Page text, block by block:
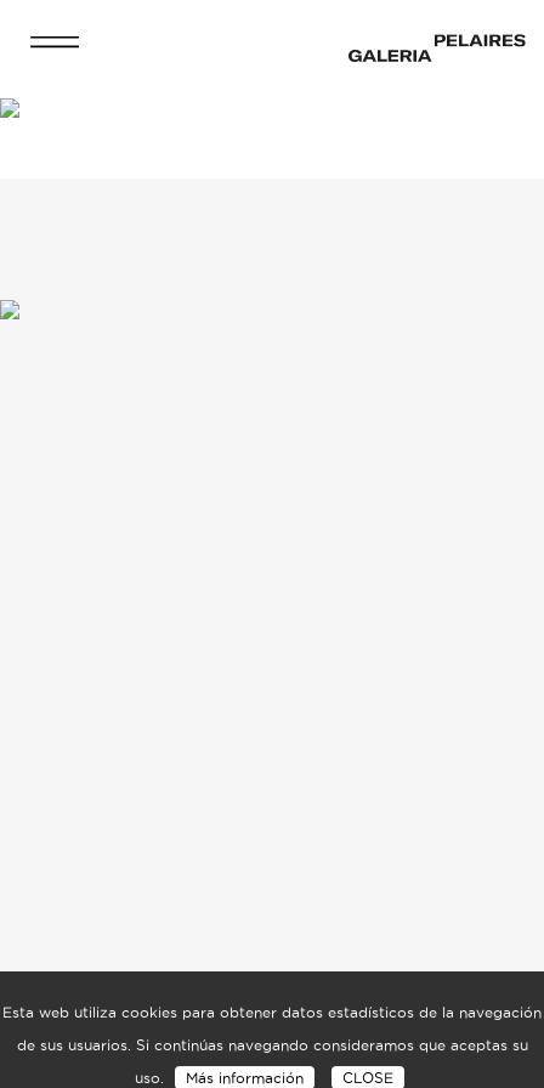
Esta web utiliza cookies para obtener datos estadísticos de la navegación
de sus usuarios. Si continúas navegando consideramos que aceptas su
uso. Más información CLOSE